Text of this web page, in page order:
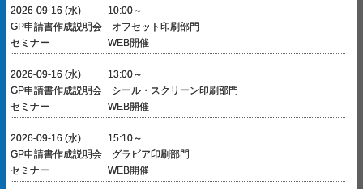
2026-09-16 (水)
10:00～
GP申請書作成説明会 オフセット印刷部門
セミナー
WEB開催
2026-09-16 (水)
13:00～
GP申請書作成説明会 シール・スクリーン印刷部門
セミナー
WEB開催
2026-09-16 (水)
15:10～
GP申請書作成説明会 グラビア印刷部門
セミナー
WEB開催